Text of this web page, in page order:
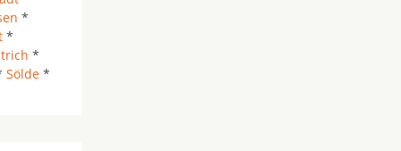
*
*
*
Sölde *